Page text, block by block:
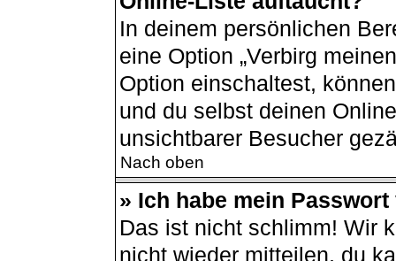
In deinem persönlichen
eine Option „Verbirg
Option einschaltest,
und du selbst deinen
unsichtbarer Besucher
Nach oben
» Ich habe mein
Das ist nicht schlimm! Wir
nicht wieder mitteilen, du